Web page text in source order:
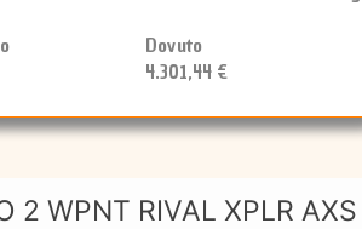
Dovuto
4.301,44 €
2 WPNT RIVAL XPLR AXS